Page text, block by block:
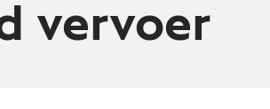
vervoer